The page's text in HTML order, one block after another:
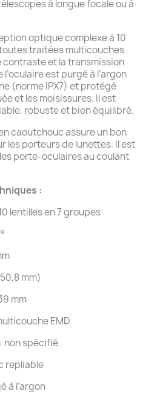
à longue focale ou à
optique complexe à 10
traitées multicouches
contraste et la transmission
est purgé à l’argon
(norme IPX7) et protégé
et les moisissures. Il est
robuste et bien équilibré.
caoutchouc assure un bon
les porteurs de lunettes. Il est
porte-oculaires au coulant
:
lentilles en 7 groupes
mm)
mm
EMD
non spécifié
repliable
à l’argon